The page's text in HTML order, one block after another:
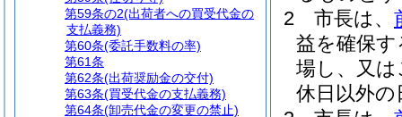
2
市長は、
益を確保
場し、又
休日以外
第59条の2(出荷者への買受代金の
支払義務)
第60条(委託手数料の率)
第61条
第62条(出荷奨励金の交付)
第63条(買受代金の支払義務)
第64条(卸売代金の変更の禁止)